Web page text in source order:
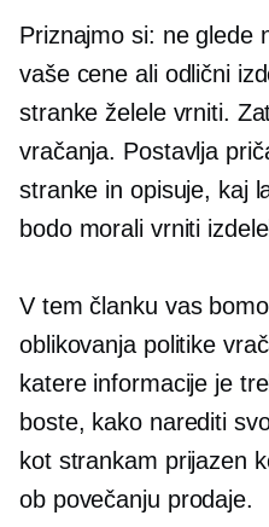
Priznajmo si: ne glede
vaše cene ali odlični
stranke želele vrniti.
vračanja. Postavlja
stranke in opisuje, kaj
bodo morali vrniti
V tem članku vas
oblikovanja politike
katere informacije je
boste, kako narediti
kot strankam prijazen
ob povečanju prodaje.